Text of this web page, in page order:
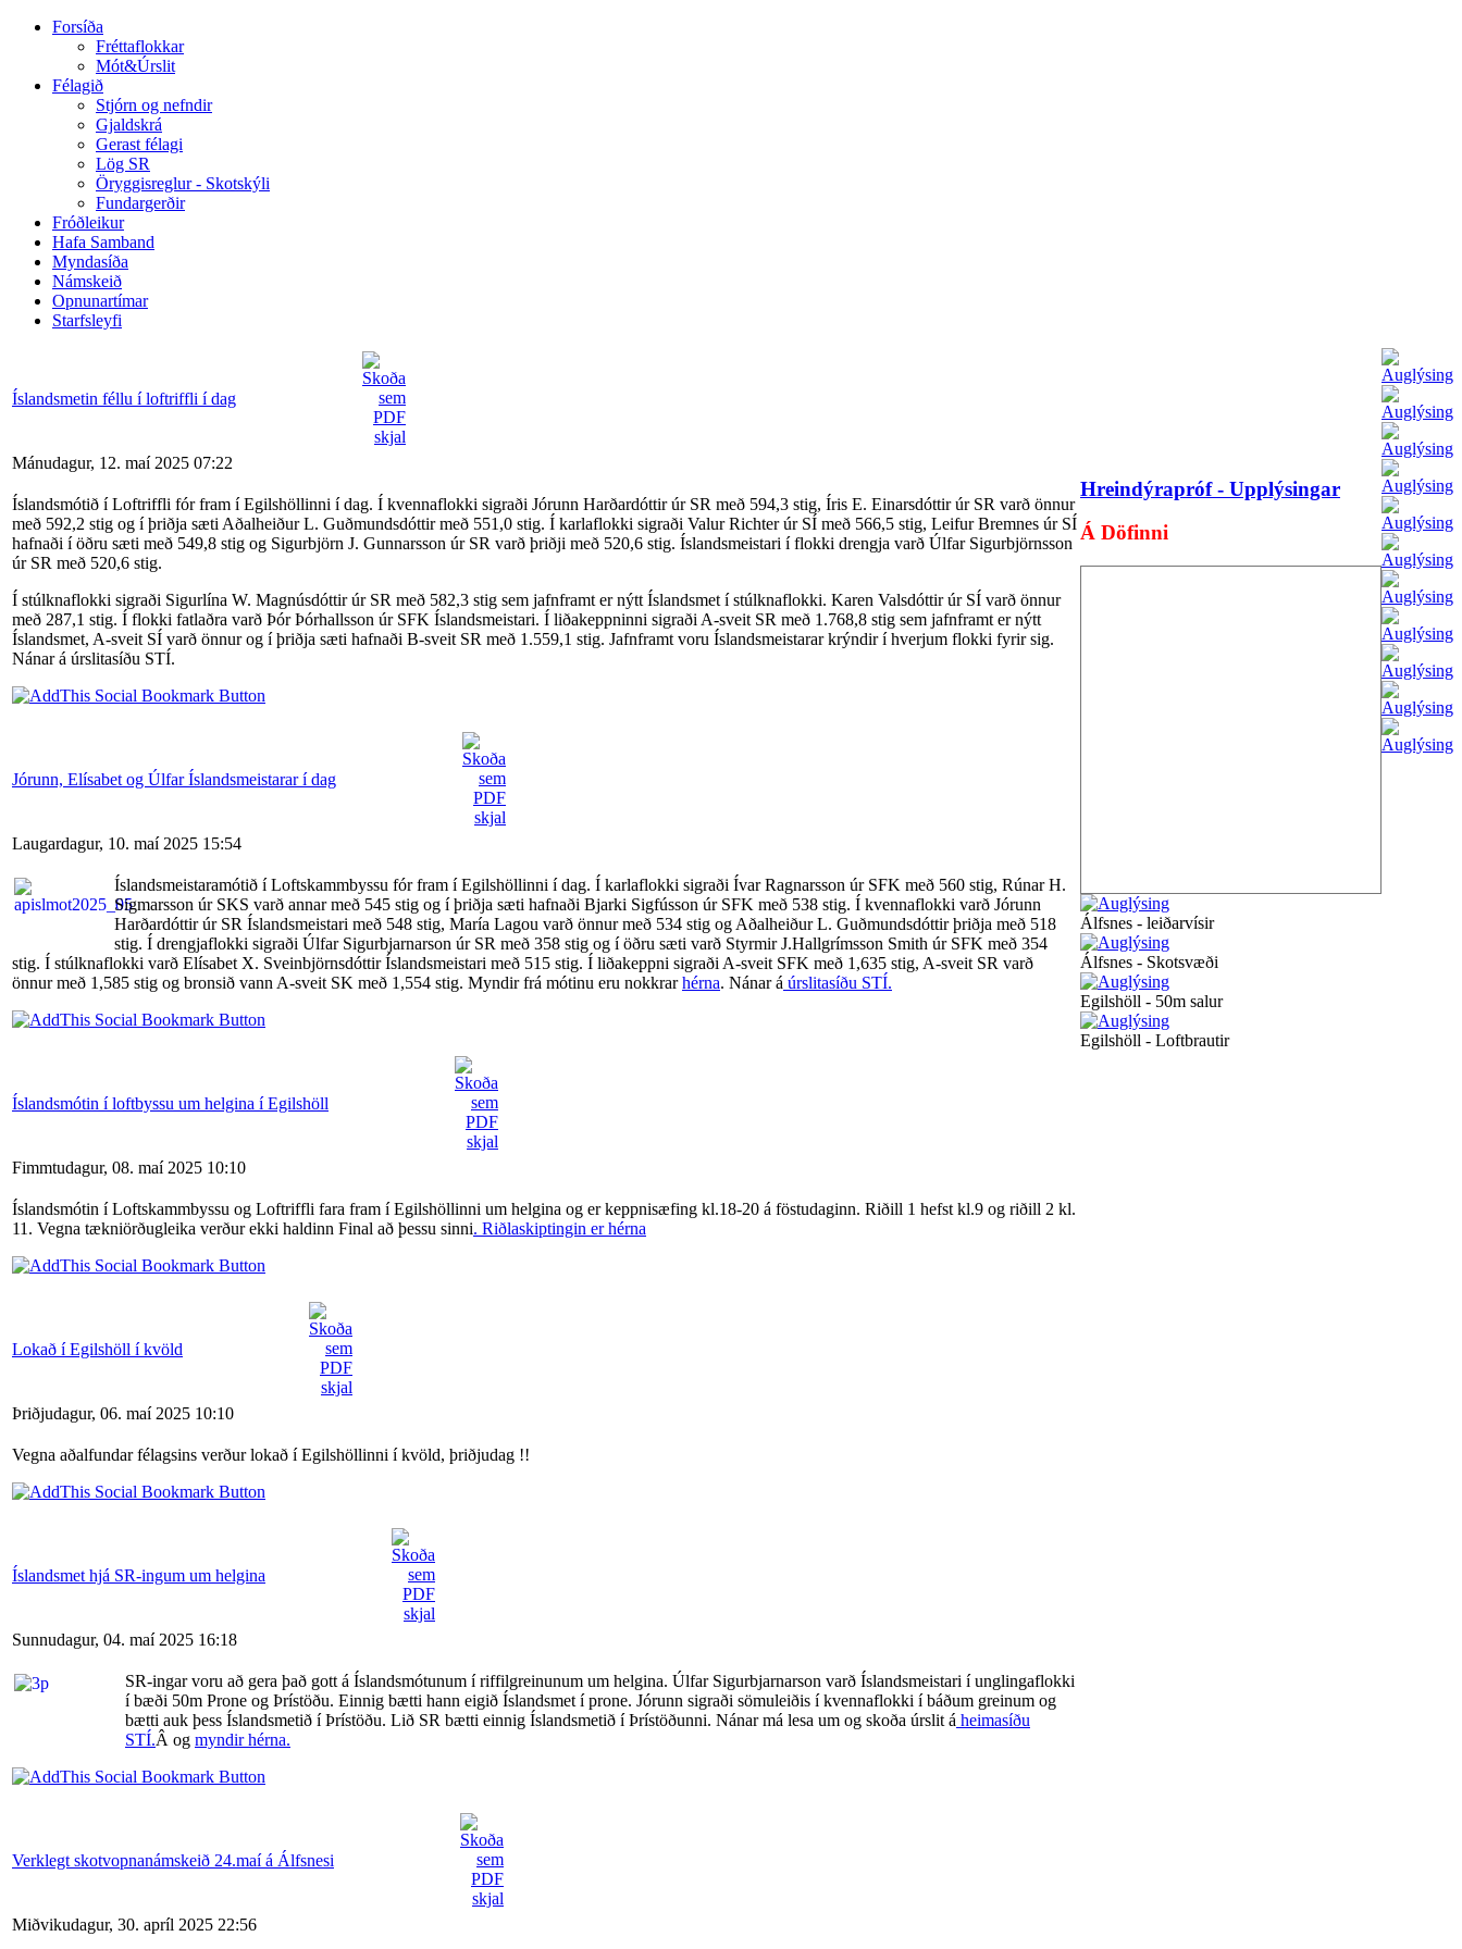
Forsíða
Fréttaflokkar
Mót&Úrslit
Félagið
Stjórn og nefndir
Gjaldskrá
Gerast félagi
Lög SR
Öryggisreglur - Skotskýli
Fundargerðir
Fróðleikur
Hafa Samband
Myndasíða
Námskeið
Opnunartímar
Starfsleyfi
Íslandsmetin féllu í loftriffli í dag
Mánudagur, 12. maí 2025 07:22
Íslandsmótið í Loftriffli fór fram í Egilshöllinni í dag. Í kvennaflokki sigraði Jórunn Harðardóttir úr SR með 594,3 stig, Íris E. Einarsdóttir úr SR varð önnur
með 592,2 stig og í þriðja sæti Aðalheiður L. Guðmundsdóttir með 551,0 stig. Í karlaflokki sigraði Valur Richter úr SÍ með 566,5 stig, Leifur Bremnes úr SÍ
hafnaði í öðru sæti með 549,8 stig og Sigurbjörn J. Gunnarsson úr SR varð þriðji með 520,6 stig. Íslandsmeistari í flokki drengja varð Úlfar Sigurbjörnsson
úr SR með 520,6 stig.
Í stúlknaflokki sigraði Sigurlína W. Magnúsdóttir úr SR með 582,3 stig sem jafnframt er nýtt Íslandsmet í stúlknaflokki. Karen Valsdóttir úr SÍ varð önnur
með 287,1 stig. Í flokki fatlaðra varð Þór Þórhallsson úr SFK Íslandsmeistari. Í liðakeppninni sigraði A-sveit SR með 1.768,8 stig sem jafnframt er nýtt
Íslandsmet, A-sveit SÍ varð önnur og í þriðja sæti hafnaði B-sveit SR með 1.559,1 stig. Jafnframt voru Íslandsmeistarar krýndir í hverjum flokki fyrir sig.
Nánar á úrslitasíðu STÍ.
Jórunn, Elísabet og Úlfar Íslandsmeistarar í dag
Laugardagur, 10. maí 2025 15:54
Íslandsmeistaramótið í Loftskammbyssu fór fram í Egilshöllinni í dag. Í karlaflokki sigraði Ívar Ragnarsson úr SFK með 560 stig, Rúnar H.
Sigmarsson úr SKS varð annar með 545 stig og í þriðja sæti hafnaði Bjarki Sigfússon úr SFK með 538 stig. Í kvennaflokki varð Jórunn
Harðardóttir úr SR Íslandsmeistari með 548 stig, María Lagou varð önnur með 534 stig og Aðalheiður L. Guðmundsdóttir þriðja með 518
stig. Í drengjaflokki sigraði Úlfar Sigurbjarnarson úr SR með 358 stig og í öðru sæti varð Styrmir J.Hallgrímsson Smith úr SFK með 354
stig. Í stúlknaflokki varð Elísabet X. Sveinbjörnsdóttir Íslandsmeistari með 515 stig. Í liðakeppni sigraði A-sveit SFK með 1,635 stig, A-sveit SR varð
önnur með 1,585 stig og bronsið vann A-sveit SK með 1,554 stig. Myndir frá mótinu eru nokkrarhérna. Nánar á úrslitasíðu STÍ.
Íslandsmótin í loftbyssu um helgina í Egilshöll
Fimmtudagur, 08. maí 2025 10:10
Íslandsmótin í Loftskammbyssu og Loftriffli fara fram í Egilshöllinni um helgina og er keppnisæfing kl.18-20 á föstudaginn. Riðill 1 hefst kl.9 og riðill 2 kl.
11. Vegna tækniörðugleika verður ekki haldinn Final að þessu sinni. Riðlaskiptingin er hérna
Lokað í Egilshöll í kvöld
Þriðjudagur, 06. maí 2025 10:10
Vegna aðalfundar félagsins verður lokað í Egilshöllinni í kvöld, þriðjudag !!
Íslandsmet hjá SR-ingum um helgina
Sunnudagur, 04. maí 2025 16:18
SR-ingar voru að gera það gott á Íslandsmótunum í riffilgreinunum um helgina. Úlfar Sigurbjarnarson varð Íslandsmeistari í unglingaflokki
í bæði 50m Prone og Þrístöðu. Einnig bætti hann eigið Íslandsmet í prone. Jórunn sigraði sömuleiðis í kvennaflokki í báðum greinum og
bætti auk þess Íslandsmetið í Þrístöðu. Lið SR bætti einnig Íslandsmetið í Þrístöðunni. Nánar má lesa um og skoða úrslit á heimasíðu
STÍ.Â og myndir hérna.
Verklegt skotvopnanámskeið 24.maí á Álfsnesi
Miðvikudagur, 30. apríl 2025 22:56
Hreindýrapróf - Upplýsingar
Á Döfinni
Álfsnes - leiðarvísir
Álfsnes - Skotsvæði
Egilshöll - 50m salur
Egilshöll - Loftbrautir